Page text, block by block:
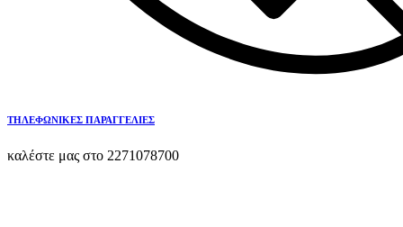
ΤΗΛΕΦΩΝΙΚΕΣ ΠΑΡΑΓΓΕΛΙΕΣ
καλέστε μας στο 2271078700